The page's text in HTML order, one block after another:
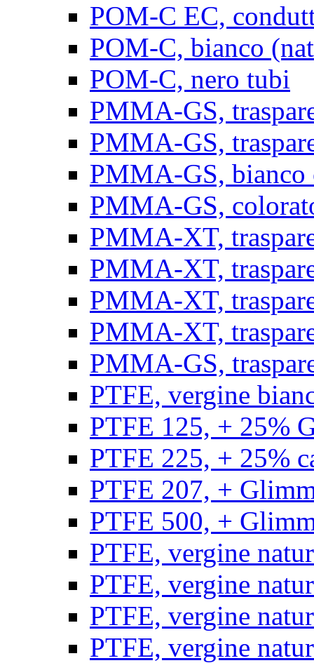
POM-C EC,
POM-C, bianco
POM-C, nero tubi
PMMA-GS,
PMMA-GS,
PMMA-GS, bianco
PMMA-GS,
PMMA-XT,
PMMA-XT,
PMMA-XT,
PMMA-XT,
PMMA-GS,
PTFE, vergine
PTFE 125, + 25%
PTFE 225, + 25%
PTFE 207, +
PTFE 500, +
PTFE, vergine
PTFE, vergine
PTFE, vergine
PTFE, vergine